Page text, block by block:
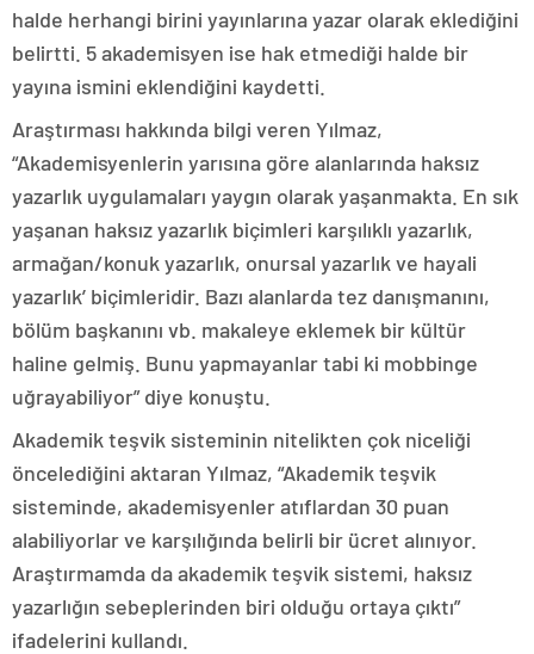
halde herhangi birini yayınlarına yazar olarak eklediğini
belirtti. 5 akademisyen ise hak etmediği halde bir
yayına ismini eklendiğini kaydetti.
Araştırması hakkında bilgi veren Yılmaz,
“Akademisyenlerin yarısına göre alanlarında haksız
yazarlık uygulamaları yaygın olarak yaşanmakta. En sık
yaşanan haksız yazarlık biçimleri karşılıklı yazarlık,
armağan/konuk yazarlık, onursal yazarlık ve hayali
yazarlık’ biçimleridir. Bazı alanlarda tez danışmanını,
bölüm başkanını vb. makaleye eklemek bir kültür
haline gelmiş. Bunu yapmayanlar tabi ki mobbinge
uğrayabiliyor” diye konuştu.
Akademik teşvik sisteminin nitelikten çok niceliği
öncelediğini aktaran Yılmaz, “Akademik teşvik
sisteminde, akademisyenler atıflardan 30 puan
alabiliyorlar ve karşılığında belirli bir ücret alınıyor.
Araştırmamda da akademik teşvik sistemi, haksız
yazarlığın sebeplerinden biri olduğu ortaya çıktı”
ifadelerini kullandı.